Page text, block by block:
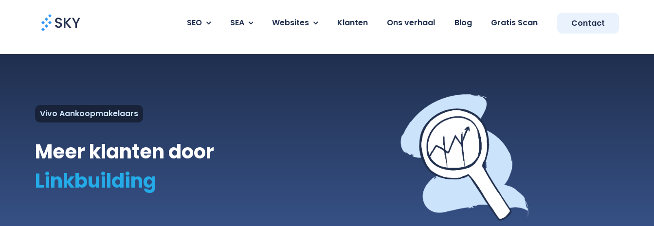
SEO SEA Websites Klanten Ons verhaal Blog Gratis Scan Contact
Vivo Aankoopmakelaars
Meer klanten door